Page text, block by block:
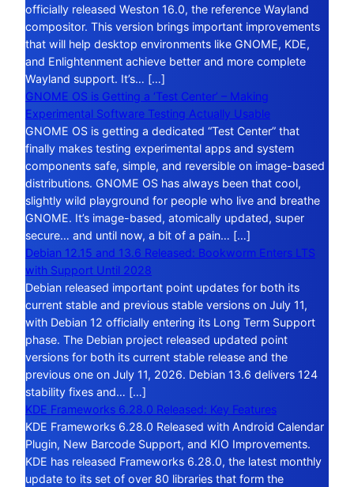
officially released Weston 16.0, the reference Wayland
compositor. This version brings important improvements
that will help desktop environments like GNOME, KDE,
and Enlightenment achieve better and more complete
Wayland support. It’s… […]
GNOME OS is Getting a ‘Test Center’ – Making
Experimental Software Testing Actually Usable
GNOME OS is getting a dedicated “Test Center” that
finally makes testing experimental apps and system
components safe, simple, and reversible on image-based
distributions. GNOME OS has always been that cool,
slightly wild playground for people who live and breathe
GNOME. It’s image-based, atomically updated, super
secure… and until now, a bit of a pain… […]
Debian 12.15 and 13.6 Released: Bookworm Enters LTS
with Support Until 2028
Debian released important point updates for both its
current stable and previous stable versions on July 11,
with Debian 12 officially entering its Long Term Support
phase. The Debian project released updated point
versions for both its current stable release and the
previous one on July 11, 2026. Debian 13.6 delivers 124
stability fixes and… […]
KDE Frameworks 6.28.0 Released: Key Features
KDE Frameworks 6.28.0 Released with Android Calendar
Plugin, New Barcode Support, and KIO Improvements.
KDE has released Frameworks 6.28.0, the latest monthly
update to its set of over 80 libraries that form the